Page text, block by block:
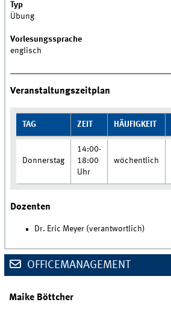
Typ
Übung
Vorlesungssprache
englisch
Veranstaltungszeitplan
TAG ZEIT HÄUFIGKEIT
Donnerstag
14:00-
18:00
Uhr
wöchentlich
Dozenten
Dr. Eric Meyer (verantwortlich)
OFFICEMANAGEMENT
Maike Böttcher